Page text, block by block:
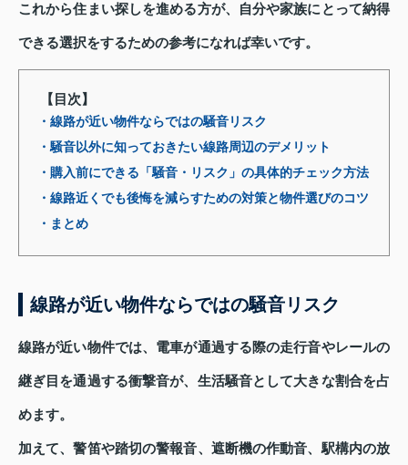
これから住まい探しを進める方が、自分や家族にとって納得
できる選択をするための参考になれば幸いです。
【目次】
・線路が近い物件ならではの騒音リスク
・騒音以外に知っておきたい線路周辺のデメリット
・購入前にできる「騒音・リスク」の具体的チェック方法
・線路近くでも後悔を減らすための対策と物件選びのコツ
・まとめ
線路が近い物件ならではの騒音リスク
線路が近い物件では、電車が通過する際の走行音やレールの
継ぎ目を通過する衝撃音が、生活騒音として大きな割合を占
めます。
加えて、警笛や踏切の警報音、遮断機の作動音、駅構内の放